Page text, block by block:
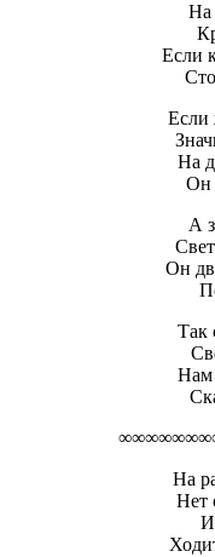
На
Если
Если
На
Он
А
Он
Так
Нам
На
Нет
И